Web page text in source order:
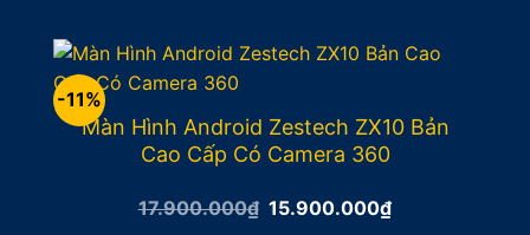
14.900.000₫.
13.900.000₫.
-11%
Màn Hình Android Zestech ZX10 Bản
Cao Cấp Có Camera 360
17.900.000₫ Giá
15.900.000₫Giá